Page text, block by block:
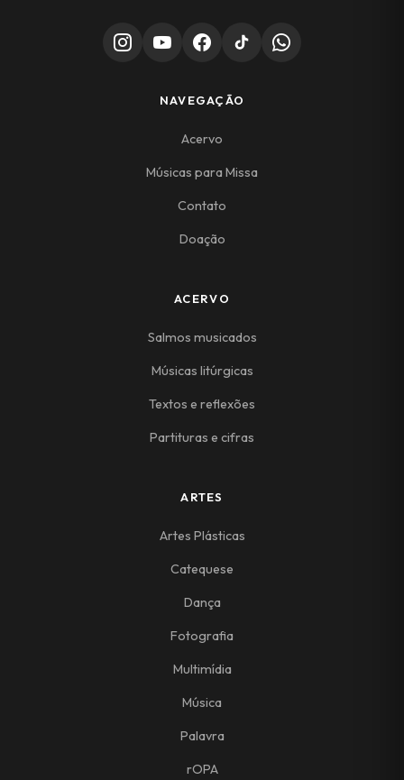
NAVEGAÇÃO
Acervo
Músicas para Missa
Contato
Doação
ACERVO
Salmos musicados
Músicas litúrgicas
Textos e reflexões
Partituras e cifras
ARTES
Artes Plásticas
Catequese
Dança
Fotografia
Multimídia
Música
Palavra
rOPA